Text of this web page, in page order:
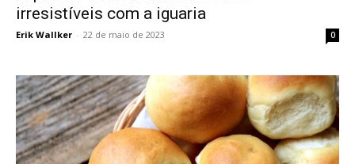
irresistíveis com a iguaria
Erik Wallker - 22 de maio de 2023 0